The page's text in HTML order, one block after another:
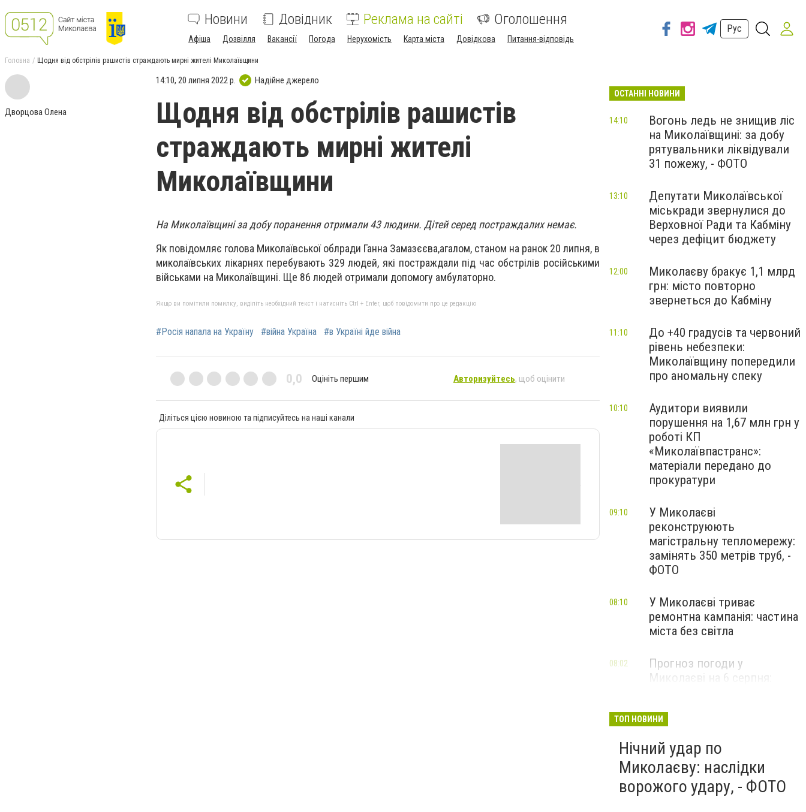
Новини Довідник Реклама на сайті Оголошення
Афіша Дозвілля Вакансії Погода Нерухомість Карта міста Довідкова Питання-відповідь
Рус
Головна Щодня від обстрілів рашистів страждають мирні жителі Миколаївщини
Дворцова Олена
14:10, 20 липня 2022 р. Надійне джерело
Щодня від обстрілів рашистів
страждають мирні жителі
Миколаївщини
На Миколаївщині за добу поранення отримали 43 людини. Дітей серед постраждалих немає.
Як повідомляє голова Миколаївської облради Ганна Замазєєва,агалом, станом на ранок 20 липня, в
миколаївських лікарнях перебувають 329 людей, які постраждали під час обстрілів російськими
військами на Миколаївщині. Ще 86 людей отримали допомогу амбулаторно.
Якщо ви помітили помилку, виділіть необхідний текст і натисніть Ctrl + Enter, щоб повідомити про це редакцію
#Росія напала на Україну #війна Україна #в Україні йде війна
0,0 Оцініть першим Авторизуйтесь, щоб оцінити
Діліться цією новиною та підписуйтесь на наші канали
ОСТАННІ НОВИНИ
Вогонь ледь не знищив ліс
на Миколаївщині: за добу
рятувальники ліквідували
31 пожежу, - ФОТО
14:10
Депутати Миколаївської
міськради звернулися до
Верховної Ради та Кабміну
через дефіцит бюджету
13:10
Миколаєву бракує 1,1 млрд
грн: місто повторно
звернеться до Кабміну
12:00
До +40 градусів та червоний
рівень небезпеки:
Миколаївщину попередили
про аномальну спеку
11:10
Аудитори виявили
порушення на 1,67 млн грн у
роботі КП
«Миколаївпастранс»:
матеріали передано до
прокуратури
10:10
У Миколаєві
реконструюють
магістральну тепломережу:
замінять 350 метрів труб, -
ФОТО
09:10
У Миколаєві триває
ремонтна кампанія: частина
міста без світла
08:10
Прогноз погоди у
Миколаєві на 6 серпня:
08:02
ТОП НОВИНИ
Нічний удар по
Миколаєву: наслідки
ворожого удару, - ФОТО